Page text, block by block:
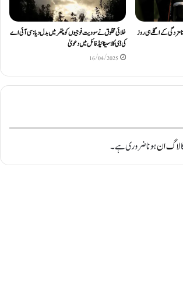
نامزدگی کے اگلے ہی روز
خلائی مخلوق نے سوویت فوجیوں کو پتھر میں بدل دیا: سی آئی اے
کی ڈی کلاسیفائیڈ فائل میں دعویٰ
16/04/2025
لاگ انہونا ضروری ہے۔